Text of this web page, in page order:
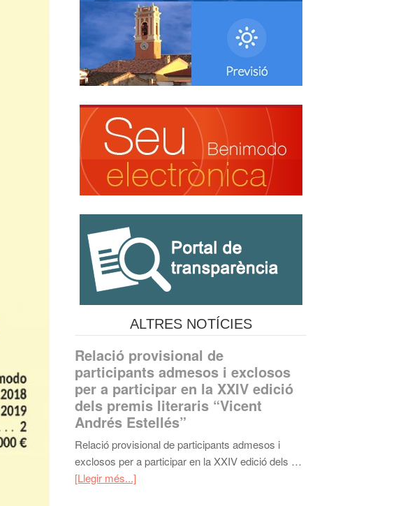
ALTRES NOTÍCIES
Relació provisional de
participants admesos i exclosos
per a participar en la XXIV edició
dels premis literaris “Vicent
Andrés Estellés”
Relació provisional de participants admesos i
exclosos per a participar en la XXIV edició dels …
[Llegir més...]